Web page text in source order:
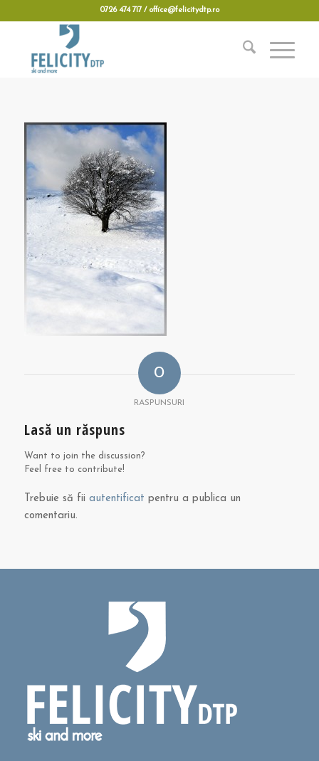
0726 474 717 / office@felicitydtp.ro
0
RASPUNSURI
Lasă un răspuns
Want to join the discussion?
Feel free to contribute!
Trebuie să fii autentificat pentru a publica un
comentariu.